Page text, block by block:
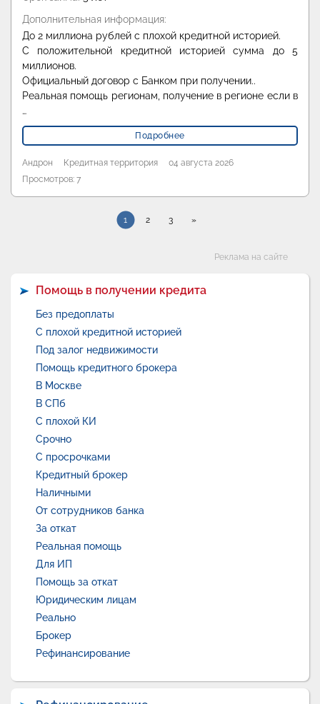
Дополнительная информация:
До 2 миллиона рублей с плохой кредитной историей.
С положительной кредитной историей сумма до 5
миллионов.
Официальный договор с Банком при получении..
Реальная помощь регионам, получение в регионе если в
…
Подробнее
Андрон Кредитная территория
04 августа 2026
Просмотров: 7
1 2 3 »
Реклама на сайте
Помощь в получении кредита
Без предоплаты
С плохой кредитной историей
Под залог недвижимости
Помощь кредитного брокера
В Москве
В СПб
С плохой КИ
Срочно
С просрочками
Кредитный брокер
Наличными
От сотрудников банка
За откат
Реальная помощь
Для ИП
Помощь за откат
Юридическим лицам
Реально
Брокер
Рефинансирование